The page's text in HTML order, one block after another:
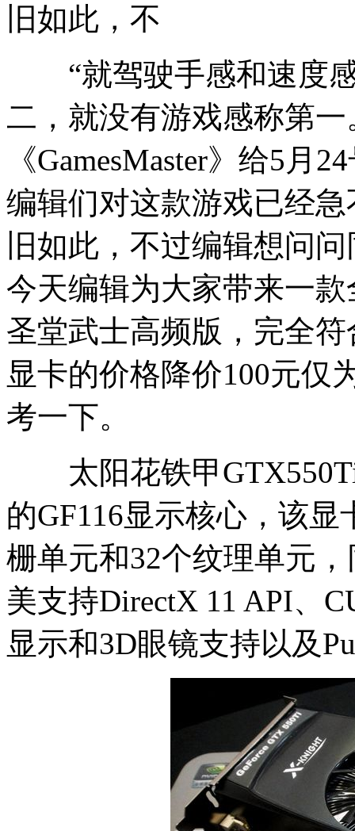
旧如此，不
“就驾驶手感和速度感
二，就没有游戏感称第
《GamesMaster》给5月
编辑们对这款游戏已经
旧如此，不过编辑想问
今天编辑为大家带来一
圣堂武士高频版，完全
显卡的价格降价100元仅
考一下。
太阳花铁甲GTX550Ti
的GF116显示核心，该
栅单元和32个纹理单元
美支持DirectX 11 API、
显示和3D眼镜支持以及